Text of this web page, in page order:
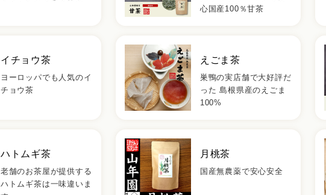
心国産100％甘茶
イチョウ茶
ヨーロッパでも人気のイ
チョウ茶
えごま茶
巣鴨の実店舗で大好評だ
った 島根県産のえごま
100%
ハトムギ茶
老舗のお茶屋が提供する
ハトムギ茶は一味違いま
月桃茶
国産無農薬で安心安全